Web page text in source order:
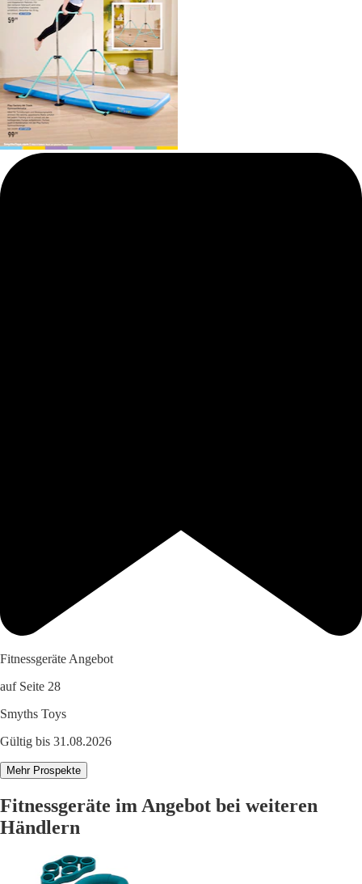
Fitnessgeräte Angebot
auf Seite 28
Smyths Toys
Gültig bis 31.08.2026
Mehr Prospekte
Fitnessgeräte im Angebot bei weiteren
Händlern